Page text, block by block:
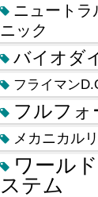
ニュートラ
ニック
バイオダ
フライマン
フルフォ
メカニカル
ワール
ステム